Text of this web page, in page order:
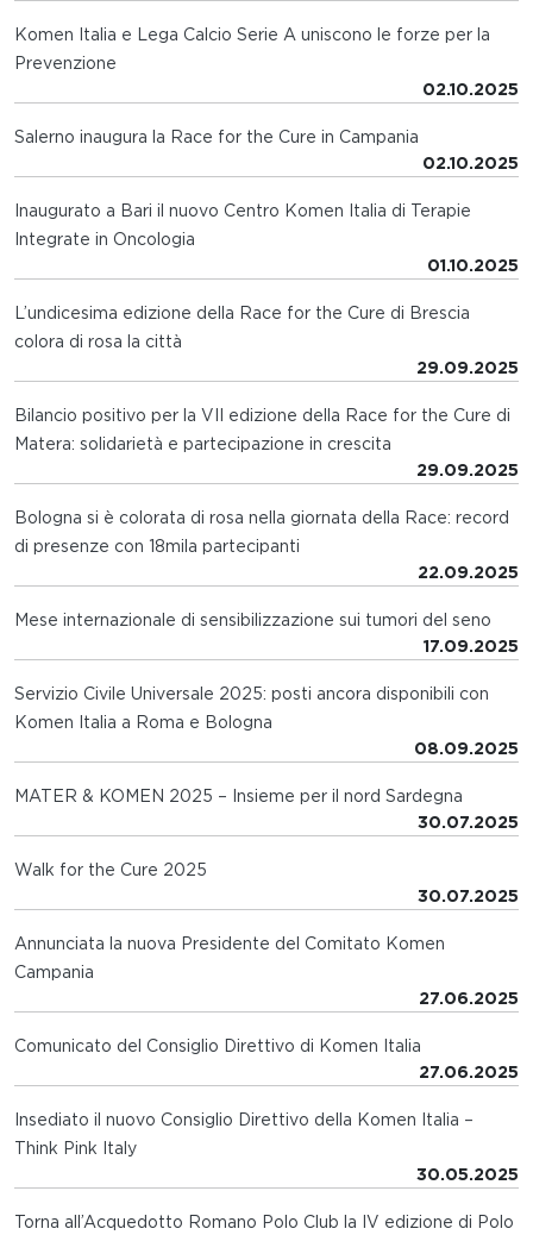
Komen Italia e Lega Calcio Serie A uniscono le forze per la
Prevenzione
02.10.2025
Salerno inaugura la Race for the Cure in Campania
02.10.2025
Inaugurato a Bari il nuovo Centro Komen Italia di Terapie
Integrate in Oncologia
01.10.2025
L’undicesima edizione della Race for the Cure di Brescia
colora di rosa la città
29.09.2025
Bilancio positivo per la VII edizione della Race for the Cure di
Matera: solidarietà e partecipazione in crescita
29.09.2025
Bologna si è colorata di rosa nella giornata della Race: record
di presenze con 18mila partecipanti
22.09.2025
Mese internazionale di sensibilizzazione sui tumori del seno
17.09.2025
Servizio Civile Universale 2025: posti ancora disponibili con
Komen Italia a Roma e Bologna
08.09.2025
MATER & KOMEN 2025 – Insieme per il nord Sardegna
30.07.2025
Walk for the Cure 2025
30.07.2025
Annunciata la nuova Presidente del Comitato Komen
Campania
27.06.2025
Comunicato del Consiglio Direttivo di Komen Italia
27.06.2025
Insediato il nuovo Consiglio Direttivo della Komen Italia –
Think Pink Italy
30.05.2025
Torna all’Acquedotto Romano Polo Club la IV edizione di Polo